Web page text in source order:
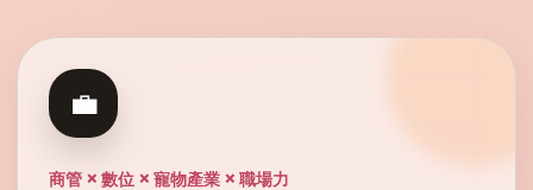
💼
商管 × 數位 × 寵物產業 × 職場力